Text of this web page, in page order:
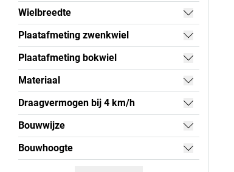
Wielbreedte
Plaatafmeting zwenkwiel
Plaatafmeting bokwiel
Materiaal
Draagvermogen bij 4 km/h
Bouwwijze
Bouwhoogte